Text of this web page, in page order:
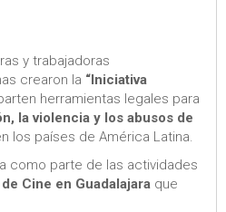
y trabajadoras
crearon la “Iniciativa
herramientas legales para
la violencia y los abusos de
los países de América Latina.
como parte de las actividades
Cine en Guadalajara que